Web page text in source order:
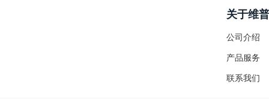
关于维普
公司介绍
产品服务
联系我们